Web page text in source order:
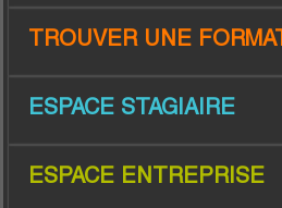
TROUVER UNE
ESPACE STAGIAIRE
ESPACE ENTREPRISE